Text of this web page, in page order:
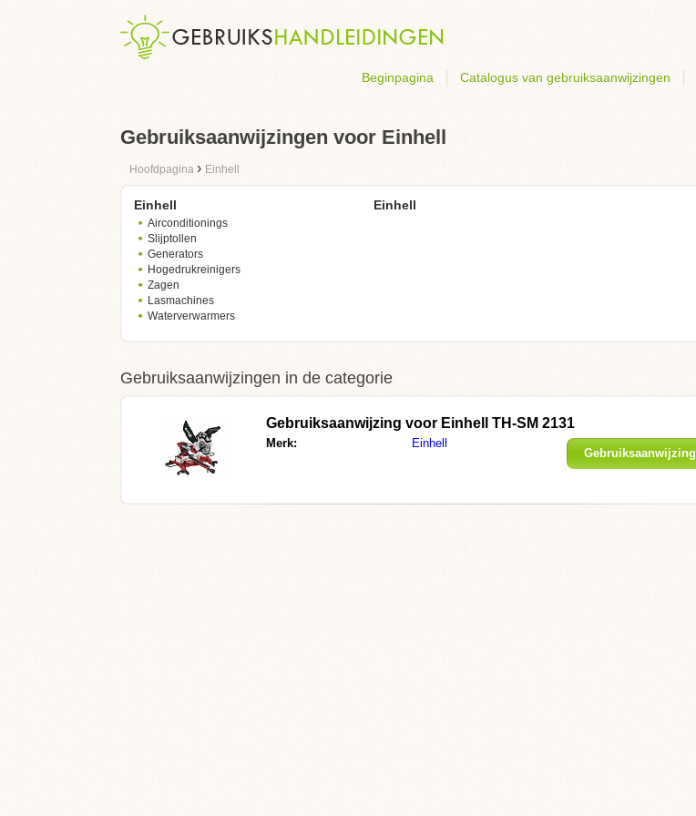
Beginpagina Catalogus van gebruiksaanwijzingen
Gebruiksaanwijzingen voor Einhell
Hoofdpagina › Einhell
Einhell
Airconditionings
Slijptollen
Generators
Hogedrukreinigers
Zagen
Lasmachines
Waterverwarmers
Einhell
Gebruiksaanwijzingen in de categorie
Gebruiksaanwijzing voor Einhell TH-SM 2131
Merk: Einhell
Gebruiksaanwijzing